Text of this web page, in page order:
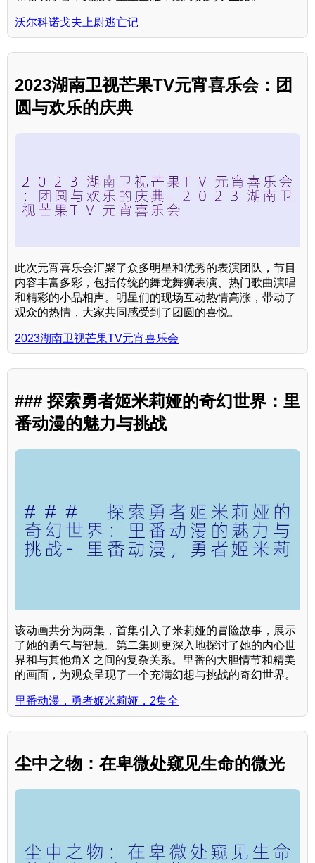
沃尔科诺戈夫上尉逃亡记
2023湖南卫视芒果TV元宵喜乐会：团
圆与欢乐的庆典
此次元宵喜乐会汇聚了众多明星和优秀的表演团队，节目
内容丰富多彩，包括传统的舞龙舞狮表演、热门歌曲演唱
和精彩的小品相声。明星们的现场互动热情高涨，带动了
观众的热情，大家共同感受到了团圆的喜悦。
2023湖南卫视芒果TV元宵喜乐会
### 探索勇者姬米莉娅的奇幻世界：里
番动漫的魅力与挑战
该动画共分为两集，首集引入了米莉娅的冒险故事，展示
了她的勇气与智慧。第二集则更深入地探讨了她的内心世
界和与其他角X 之间的复杂关系。里番的大胆情节和精美
的画面，为观众呈现了一个充满幻想与挑战的奇幻世界。
里番动漫，勇者姬米莉娅，2集全
尘中之物：在卑微处窥见生命的微光